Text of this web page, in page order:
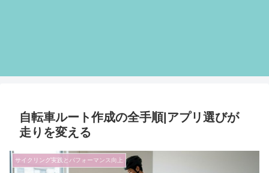
自転車ルート作成の全手順|アプリ選びが
走りを変える
サイクリング実践とパフォーマンス向上